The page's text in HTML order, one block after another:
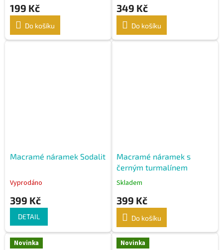
199 Kč
Do košíku
349 Kč
Do košíku
Macramé náramek Sodalit
Vyprodáno
399 Kč
DETAIL
Macramé náramek s
černým turmalínem
Skladem
399 Kč
Do košíku
Novinka Novinka